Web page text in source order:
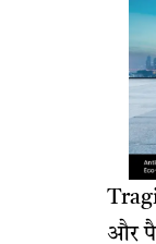
और